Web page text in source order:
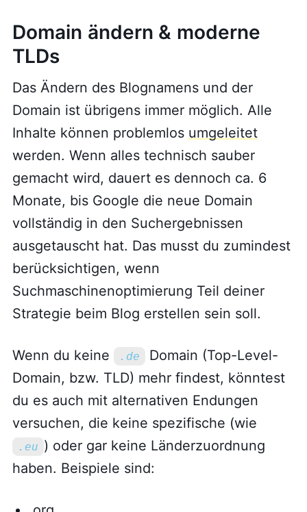
Domain ändern & moderne
TLDs
Das Ändern des Blognamens und der
Domain ist übrigens immer möglich. Alle
Inhalte können problemlos umgeleitet
werden. Wenn alles technisch sauber
gemacht wird, dauert es dennoch ca. 6
Monate, bis Google die neue Domain
vollständig in den Suchergebnissen
ausgetauscht hat. Das musst du zumindest
berücksichtigen, wenn
Suchmaschinenoptimierung Teil deiner
Strategie beim Blog erstellen sein soll.
Wenn du keine .de
Domain (Top-Level-
Domain, bzw. TLD) mehr findest, könntest
du es auch mit alternativen Endungen
versuchen, die keine spezifische (wie
.eu ) oder gar keine Länderzuordnung
haben. Beispiele sind: